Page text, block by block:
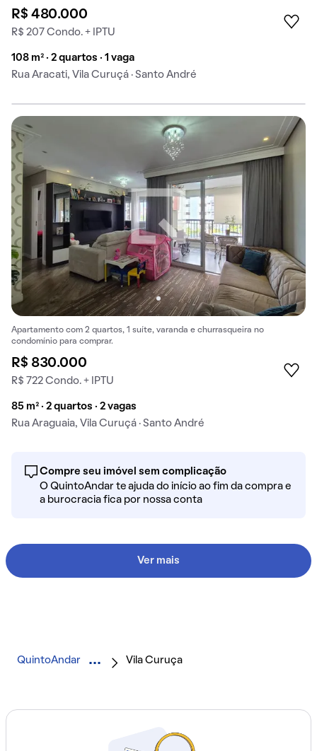
R$ 480.000
R$ 207 Condo. + IPTU
108 m² · 2 quartos · 1 vaga
Rua Aracati, Vila Curuçá · Santo André
Apartamento com 2 quartos, 1 suíte, varanda e churrasqueira no
condomínio para comprar.
R$ 830.000
R$ 722 Condo. + IPTU
85 m² · 2 quartos · 2 vagas
Rua Araguaia, Vila Curuçá · Santo André
Compre seu imóvel sem complicação
O QuintoAndar te ajuda do início ao fim da compra e
a burocracia fica por nossa conta
Ver mais
QuintoAndar Vila Curuça